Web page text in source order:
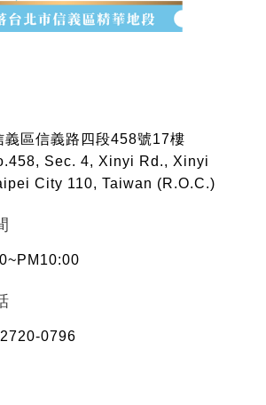
義區信義路四段458號17樓
Sec. 4, Xinyi Rd., Xinyi
City 110, Taiwan (R.O.C.)
0796